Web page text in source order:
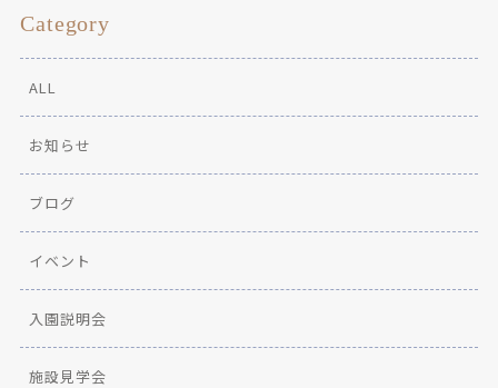
Category
ALL
お知らせ
ブログ
イベント
入園説明会
施設見学会